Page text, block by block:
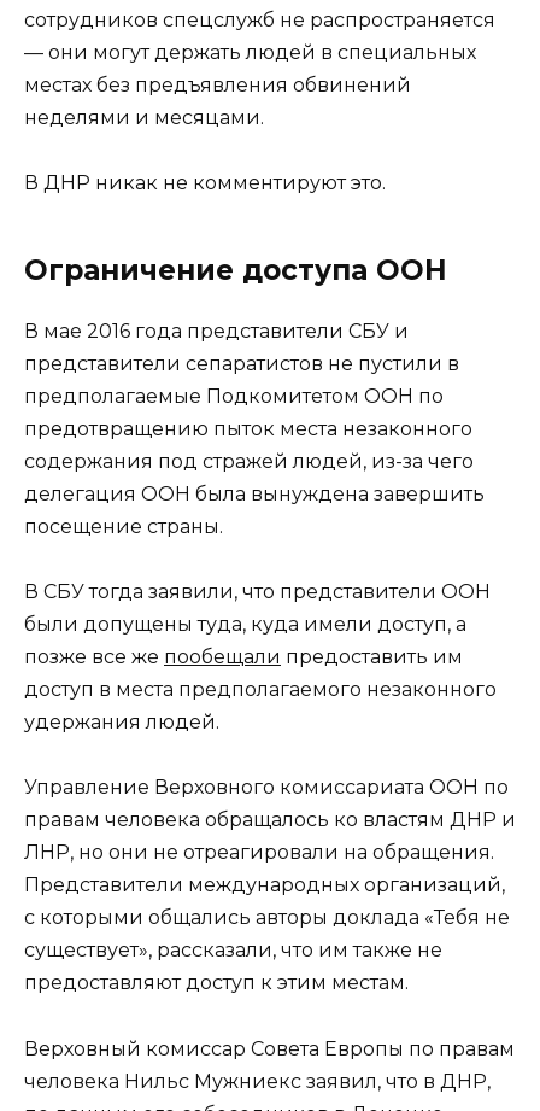
сотрудников спецслужб не распространяется
— они могут держать людей в специальных
местах без предъявления обвинений
неделями и месяцами.
В ДНР никак не комментируют это.
Ограничение доступа ООН
В мае 2016 года представители СБУ и
представители сепаратистов не пустили в
предполагаемые Подкомитетом ООН по
предотвращению пыток места незаконного
содержания под стражей людей, из-за чего
делегация ООН была вынуждена завершить
посещение страны.
В СБУ тогда заявили, что представители ООН
были допущены туда, куда имели доступ, а
позже все же пообещали предоставить им
доступ в места предполагаемого незаконного
удержания людей.
Управление Верховного комиссариата ООН по
правам человека обращалось ко властям ДНР и
ЛНР, но они не отреагировали на обращения.
Представители международных организаций,
с которыми общались авторы доклада «Тебя не
существует», рассказали, что им также не
предоставляют доступ к этим местам.
Верховный комиссар Совета Европы по правам
человека Нильс Мужниекс заявил, что в ДНР,